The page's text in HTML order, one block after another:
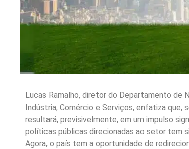
Lucas Ramalho, diretor do Departamento de
Indústria, Comércio e Serviços, enfatiza que,
resultará, previsivelmente, em um impulso
políticas públicas direcionadas ao setor tem
Agora, o país tem a oportunidade de